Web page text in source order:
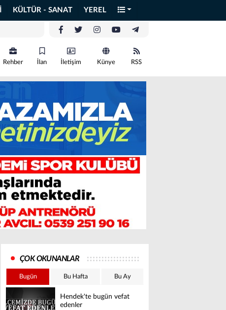
KÜLTÜR - SANAT YEREL
Rehber İlan İletişim Künye RSS
ÇOK OKUNANLAR
Bugün Bu Hafta Bu Ay
Hendek'te bugün vefat
edenler